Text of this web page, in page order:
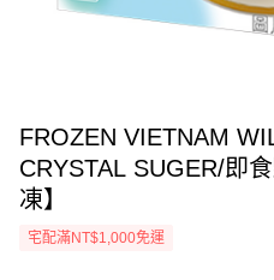
FROZEN VIETNAM
CRYSTAL SUGER/即
凍】
宅配滿NT$1,000免運